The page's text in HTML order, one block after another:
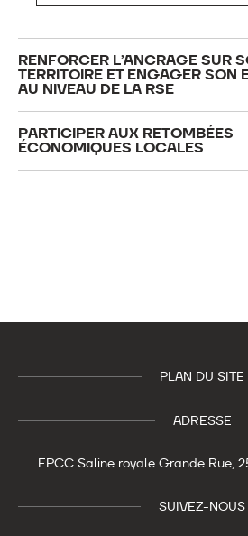
RENFORCER L’ANCRAGE SUR
TERRITOIRE ET ENGAGER SON
AU NIVEAU DE LA RSE
PARTICIPER AUX RETOMBÉES
ÉCONOMIQUES LOCALES
PLAN DU SITE
ADRESSE
EPCC Saline royale Grande Rue,
SUIVEZ-NOUS